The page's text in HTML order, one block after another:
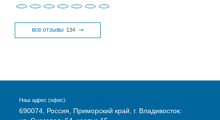
все отзывы 134
Наш адрес (офис):
690074, Россия, Приморский край, г. Владивосток: